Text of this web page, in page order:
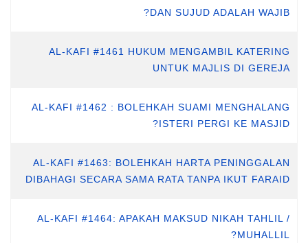
DAN SUJUD ADALAH WAJIB?
AL-KAFI #1461 HUKUM MENGAMBIL KATERING
UNTUK MAJLIS DI GEREJA
AL-KAFI #1462 : BOLEHKAH SUAMI MENGHALANG
ISTERI PERGI KE MASJID?
AL-KAFI #1463: BOLEHKAH HARTA PENINGGALAN
DIBAHAGI SECARA SAMA RATA TANPA IKUT FARAID
AL-KAFI #1464: APAKAH MAKSUD NIKAH TAHLIL /
MUHALLIL?